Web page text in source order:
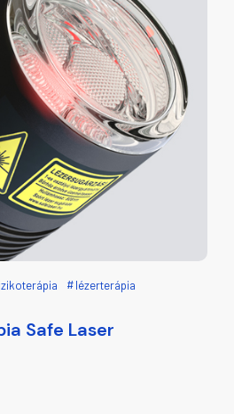
lézerterápia
Safe Laser